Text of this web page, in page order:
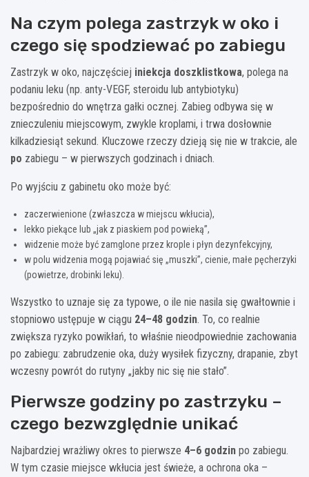
Na czym polega zastrzyk w oko i
czego się spodziewać po zabiegu
Zastrzyk w oko, najczęściej iniekcja doszklistkowa, polega na
podaniu leku (np. anty-VEGF, steroidu lub antybiotyku)
bezpośrednio do wnętrza gałki ocznej. Zabieg odbywa się w
znieczuleniu miejscowym, zwykle kroplami, i trwa dosłownie
kilkadziesiąt sekund. Kluczowe rzeczy dzieją się nie w trakcie, ale
po zabiegu – w pierwszych godzinach i dniach.
Po wyjściu z gabinetu oko może być:
zaczerwienione (zwłaszcza w miejscu wkłucia),
lekko piekące lub „jak z piaskiem pod powieką”,
widzenie może być zamglone przez krople i płyn dezynfekcyjny,
w polu widzenia mogą pojawiać się „muszki”, cienie, małe pęcherzyki
(powietrze, drobinki leku).
Wszystko to uznaje się za typowe, o ile nie nasila się gwałtownie i
stopniowo ustępuje w ciągu 24–48 godzin. To, co realnie
zwiększa ryzyko powikłań, to właśnie nieodpowiednie zachowania
po zabiegu: zabrudzenie oka, duży wysiłek fizyczny, drapanie, zbyt
wczesny powrót do rutyny „jakby nic się nie stało”.
Pierwsze godziny po zastrzyku –
czego bezwzględnie unikać
Najbardziej wrażliwy okres to pierwsze 4–6 godzin po zabiegu.
W tym czasie miejsce wkłucia jest świeże, a ochrona oka –